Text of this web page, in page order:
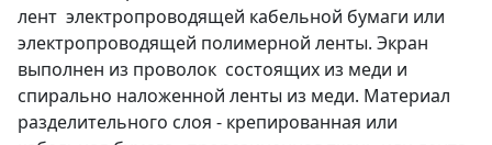
лент электропроводящей кабельной бумаги или
электропроводящей полимерной ленты. Экран
выполнен из проволок состоящих из меди и
спирально наложенной ленты из меди. Материал
разделительного слоя - крепированная или